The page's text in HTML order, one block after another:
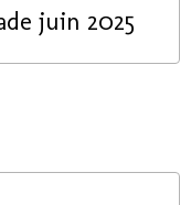
inscription Passage de grade juin 2025